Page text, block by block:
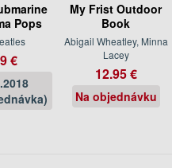
Pops
€
My Frist Outdoor
Book
Abigail Wheatley, Minna
Lacey
12.95 €
Na objednávku